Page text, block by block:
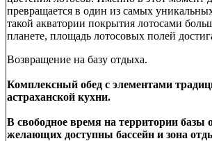
превращается в один из самых
такой акватории покрытия лотосами
планете, площадь лотосовых полей
Возвращение на базу отдыха.
Комплексный обед с элементами
астраханской кухни.
В свободное время на территории базы
желающих доступны бассейн и зона